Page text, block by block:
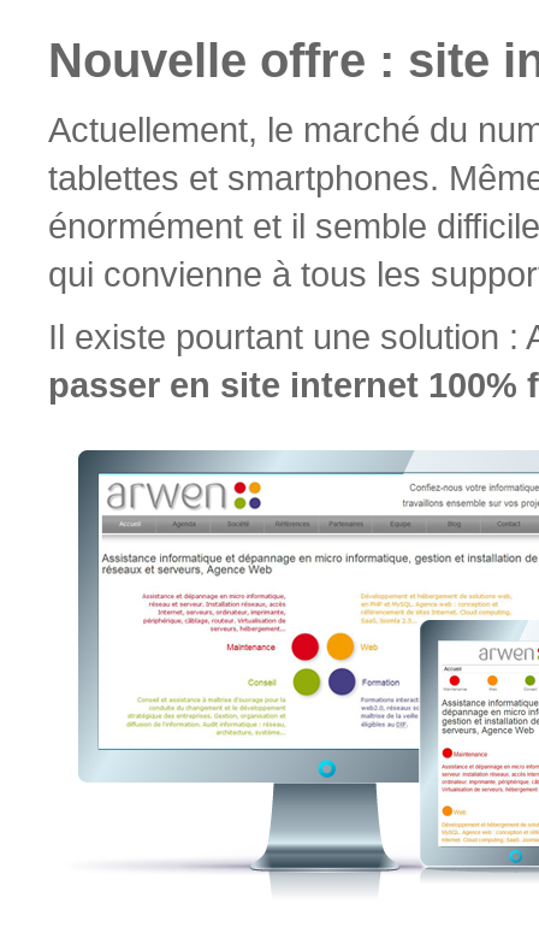
Nouvelle offre : site
Actuellement, le marché du
tablettes et smartphones.
énormément et il semble
qui convienne à tous les
Il existe pourtant une solution :
passer en site internet 100%